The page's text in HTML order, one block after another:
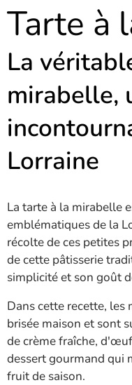
Tarte à
La
mirabelle,
Lorraine
La tarte à la mirabelle
emblématiques de la
récolte de ces petites
de cette pâtisserie
simplicité et son goût
Dans cette recette, les
brisée maison et sont
de crème fraîche,
dessert gourmand qui
fruit de saison.